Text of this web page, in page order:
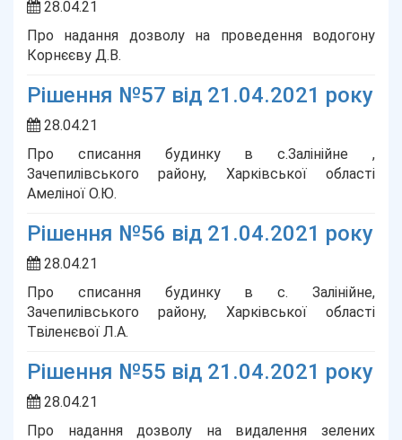
28.04.21
Про надання дозволу на проведення водогону
Корнєєву Д.В.
Рішення №57 від 21.04.2021 року
28.04.21
Про списання будинку в с.Залінійне ,
Зачепилівського району, Харківської області
Амеліної О.Ю.
Рішення №56 від 21.04.2021 року
28.04.21
Про списання будинку в с. Залінійне,
Зачепилівського району, Харківської області
Твіленєвої Л.А.
Рішення №55 від 21.04.2021 року
28.04.21
Про надання дозволу на видалення зелених